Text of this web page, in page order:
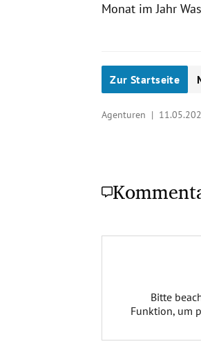
Monat im Jahr
Zur Startseite
Agenturen |